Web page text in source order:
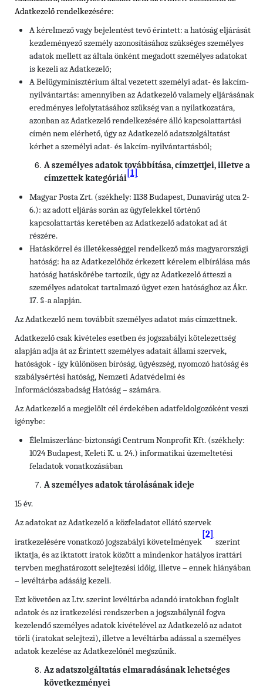
Adatkezelő rendelkezésére:
A kérelmező vagy bejelentést tevő érintett: a hatóság eljárását
kezdeményező személy azonosításához szükséges személyes
adatok mellett az általa önként megadott személyes adatokat
is kezeli az Adatkezelő;
A Belügyminisztérium által vezetett személyi adat- és lakcím-
nyilvántartás: amennyiben az Adatkezelő valamely eljárásának
eredményes lefolytatásához szükség van a nyilatkozatára,
azonban az Adatkezelő rendelkezésére álló kapcsolattartási
címén nem elérhető, úgy az Adatkezelő adatszolgáltatást
kérhet a személyi adat- és lakcím-nyilvántartásból;
A személyes adatok továbbítása, címzettjei, illetve a
címzettek kategóriái
[1]
Magyar Posta Zrt. (székhely: 1138 Budapest, Dunavirág utca 2-
6.): az adott eljárás során az ügyfelekkel történő
kapcsolattartás keretében az Adatkezelő adatokat ad át
részére.
Hatáskörrel és illetékességgel rendelkező más magyarországi
hatóság: ha az Adatkezelőhöz érkezett kérelem elbírálása más
hatóság hatáskörébe tartozik, úgy az Adatkezelő átteszi a
személyes adatokat tartalmazó ügyet ezen hatósághoz az Ákr.
17. §-a alapján.
Az Adatkezelő nem továbbít személyes adatot más címzettnek.
Adatkezelő csak kivételes esetben és jogszabályi kötelezettség
alapján adja át az Érintett személyes adatait állami szervek,
hatóságok - így különösen bíróság, ügyészség, nyomozó hatóság és
szabálysértési hatóság, Nemzeti Adatvédelmi és
Információszabadság Hatóság – számára.
Az Adatkezelő a megjelölt cél érdekében adatfeldolgozóként veszi
igénybe:
Élelmiszerlánc-biztonsági Centrum Nonprofit Kft. (székhely:
1024 Budapest, Keleti K. u. 24.) informatikai üzemeltetési
feladatok vonatkozásában
A személyes adatok tárolásának ideje
15 év.
Az adatokat az Adatkezelő a közfeladatot ellátó szervek
iratkezelésére vonatkozó jogszabályi követelmények
[2]
szerint
iktatja, és az iktatott iratok között a mindenkor hatályos irattári
tervben meghatározott selejtezési időig, illetve – ennek hiányában
– levéltárba adásáig kezeli.
Ezt követően az Ltv. szerint levéltárba adandó iratokban foglalt
adatok és az iratkezelési rendszerben a jogszabálynál fogva
kezelendő személyes adatok kivételével az Adatkezelő az adatot
törli (iratokat selejtezi), illetve a levéltárba adással a személyes
adatok kezelése az Adatkezelőnél megszűnik.
Az adatszolgáltatás elmaradásának lehetséges
következményei